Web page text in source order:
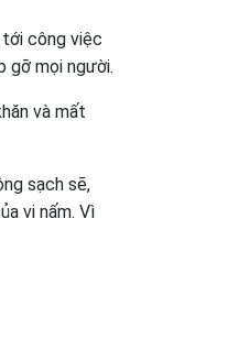
tới công việc
gỡ mọi người.
và mất
sạch sẽ,
vi nấm. Vì